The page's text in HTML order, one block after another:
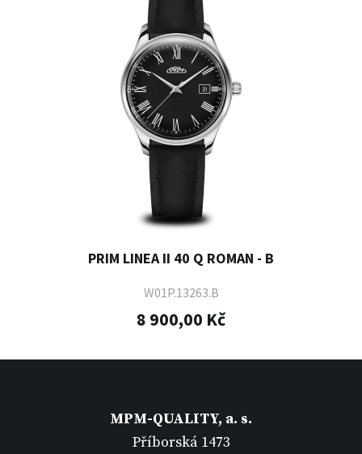
PRIM LINEA II 40 Q ROMAN - B
W01P.13263.B
8 900,00 Kč
MPM-QUALITY, a. s.
Příborská 1473